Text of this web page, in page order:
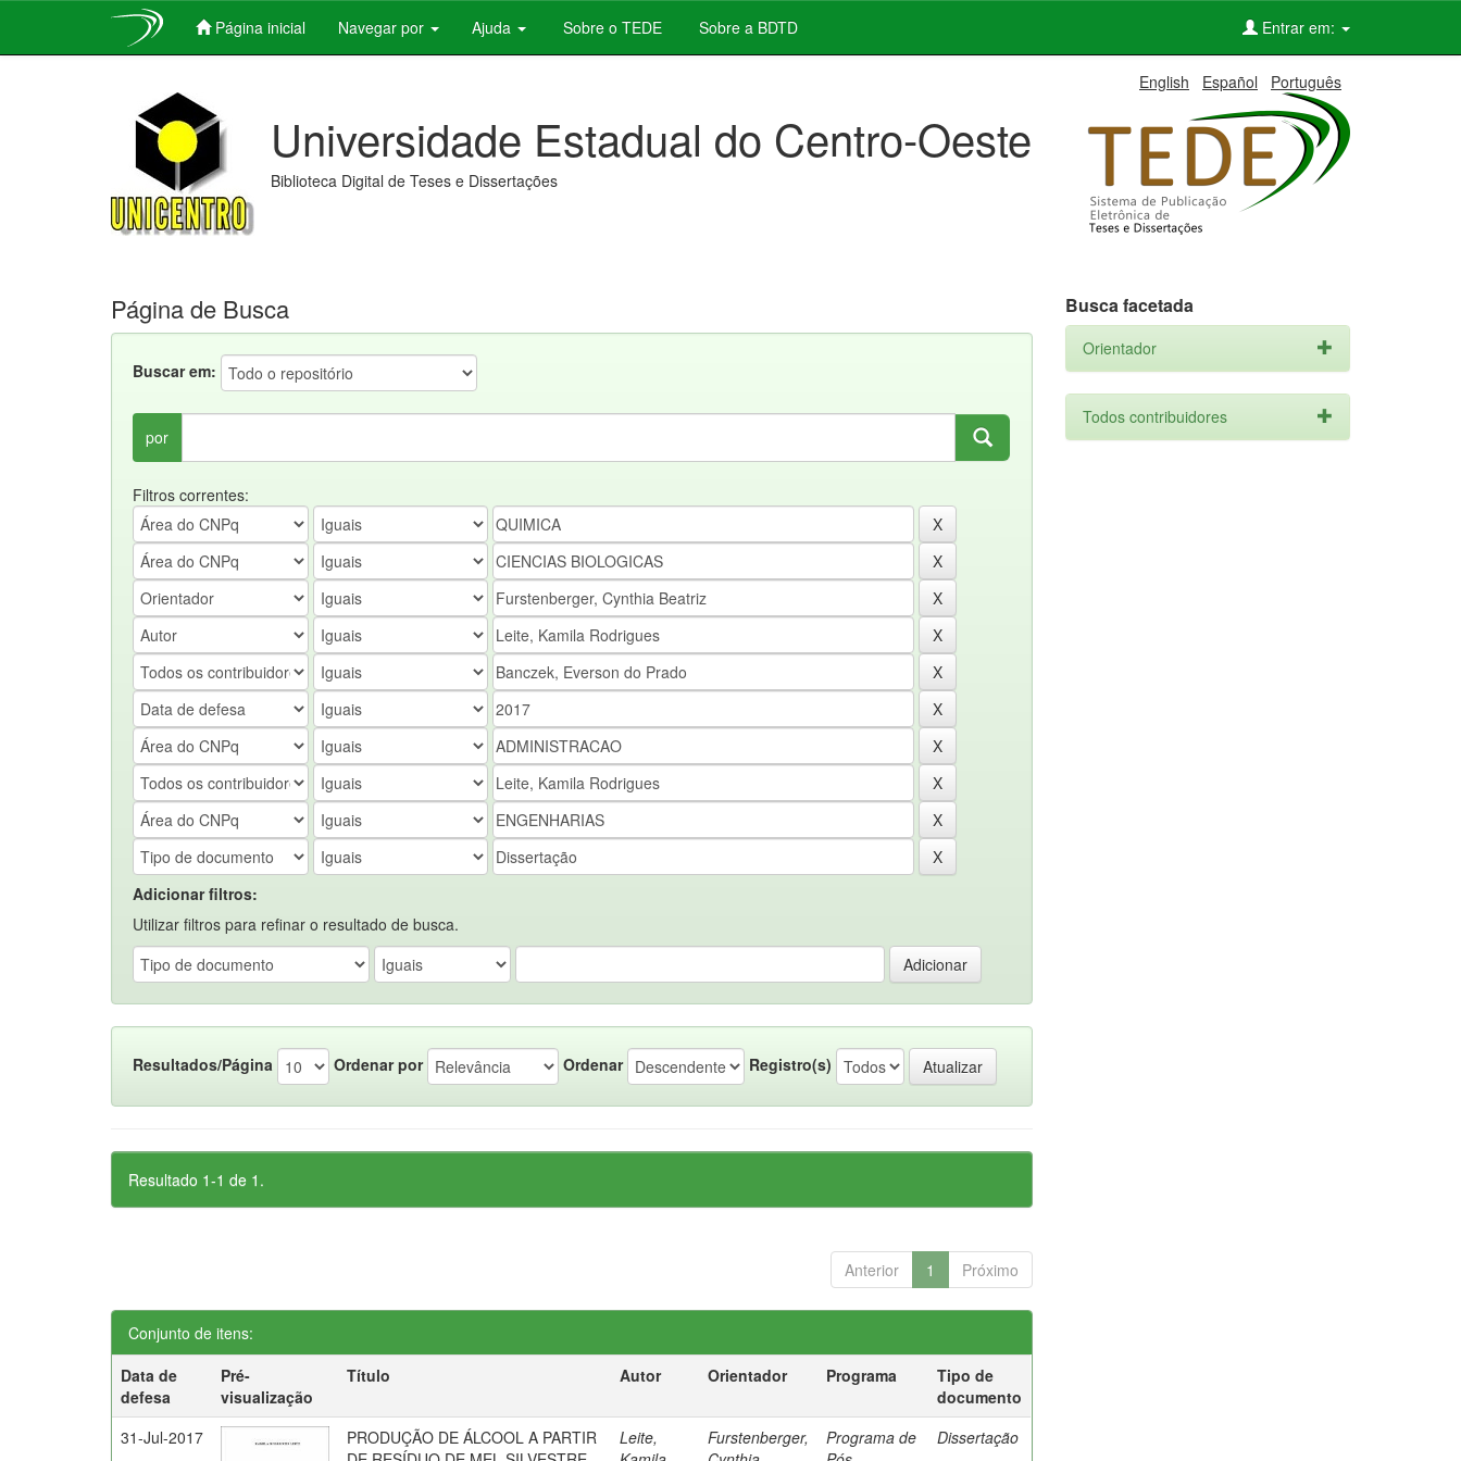
Página inicial Navegar por Ajuda Sobre o TEDE Sobre a BDTD Entrar em:
English Español Português
Universidade Estadual do Centro-Oeste
Biblioteca Digital de Teses e Dissertações
Página de Busca
Buscar em:
por
Filtros correntes:
Adicionar filtros:
Utilizar filtros para refinar o resultado de busca.
Resultados/Página Ordenar por Ordenar Registro(s)
Resultado 1-1 de 1.
Anterior 1 Próximo
Conjunto de itens:
Data de
defesa
Pré-
visualização
Título Autor Orientador Programa
Tipo de
documento
31-Jul-2017
PRODUÇÃO DE ÁLCOOL A PARTIR
Leite,
Furstenberger,
Programa de
Dissertação
Busca facetada
Orientador
Todos contribuidores